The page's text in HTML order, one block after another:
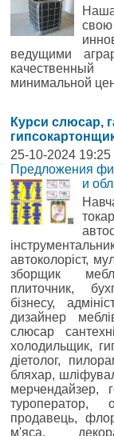
ведущими
минимальной
Курси слюсар,
25-10-2024 19:25
Предложения
и
автоколоріст,
зборщик
плиточник,
бізнесу,
дизайнер
слюсар
холодильщик,
діетолог,
бляхар,
мерчендайзер,
туроператор,
продавець,
м'яса,